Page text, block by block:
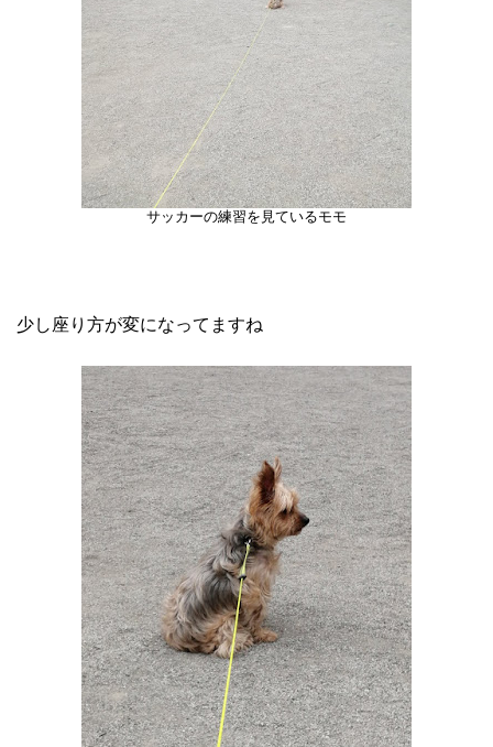
サッカーの練習を見ているモモ
少し座り方が変になってますね